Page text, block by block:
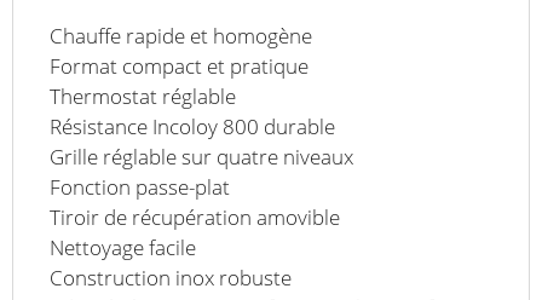
Chauffe rapide et homogène
Format compact et pratique
Thermostat réglable
Résistance Incoloy 800 durable
Grille réglable sur quatre niveaux
Fonction passe-plat
Tiroir de récupération amovible
Nettoyage facile
Construction inox robuste